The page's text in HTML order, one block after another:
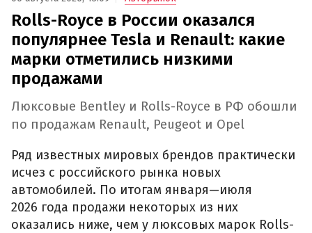
Rolls-Royce в России оказался
популярнее Tesla и Renault: какие
марки отметились низкими
продажами
Люксовые Bentley и Rolls-Royce в РФ обошли
по продажам Renault, Peugeot и Opel
Ряд известных мировых брендов практически
исчез с российского рынка новых
автомобилей. По итогам января—июля
2026 года продажи некоторых из них
оказались ниже, чем у люксовых марок Rolls-